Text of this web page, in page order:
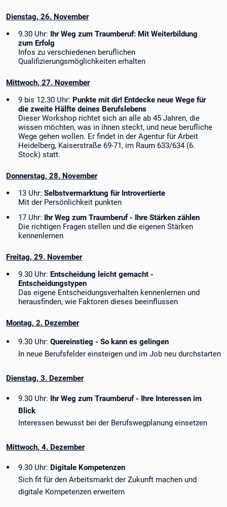
Dienstag, 26. November
9.30 Uhr: Ihr Weg zum Traumberuf: Mit Weiterbildung
zum Erfolg
Infos zu verschiedenen beruflichen
Qualifizierungsmöglichkeiten erhalten
Mittwoch, 27. November
9 bis 12.30 Uhr: Punkte mit dir! Entdecke neue Wege für
die zweite Hälfte deines Berufslebens
Dieser Workshop richtet sich an alle ab 45 Jahren, die
wissen möchten, was in ihnen steckt, und neue berufliche
Wege gehen wollen. Er findet in der Agentur für Arbeit
Heidelberg, Kaiserstraße 69-71, im Raum 633/634 (6.
Stock) statt.
Donnerstag, 28. November
13 Uhr: Selbstvermarktung für Introvertierte
Mit der Persönlichkeit punkten
17 Uhr: Ihr Weg zum Traumberuf - Ihre Stärken zählen
Die richtigen Fragen stellen und die eigenen Stärken
kennenlernen
Freitag, 29. November
9.30 Uhr: Entscheidung leicht gemacht -
Entscheidungstypen
Das eigene Entscheidungsverhalten kennenlernen und
herausfinden, wie Faktoren dieses beeinflussen
Montag, 2. Dezember
9.30 Uhr: Quereinstieg - So kann es gelingen
In neue Berufsfelder einsteigen und im Job neu durchstarten
Dienstag, 3. Dezember
9.30 Uhr: Ihr Weg zum Traumberuf - Ihre Interessen im
Blick
Interessen bewusst bei der Berufswegplanung einsetzen
Mittwoch, 4. Dezember
9.30 Uhr: Digitale Kompetenzen
Sich fit für den Arbeitsmarkt der Zukunft machen und
digitale Kompetenzen erweitern